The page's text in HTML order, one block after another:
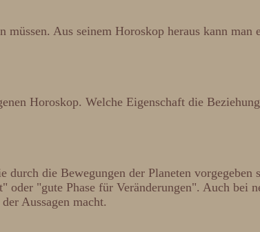
Aus seinem Horoskop heraus kann
Horoskop. Welche Eigenschaft die
die Bewegungen der Planeten
oder "gute Phase für Veränderungen". Auch bei
Aussagen macht.